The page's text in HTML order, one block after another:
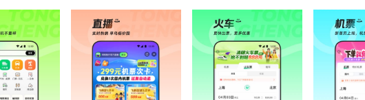
公交地铁：坐公交、乘地铁，节能减排，绿色出行。支持全国70多个城市扫码乘公交以及路线查询
所有本地出行需求！9、本地玩乐：一站式工具--扫码乘公交、打车、顺风车、拼车；本地酒店、
附近商品推荐、达人种草，助你快乐每一程。10、旅游：支持国内、国际各目的地旅游、签证产
抽奖。【倾听您的声音】官网：https://www.LY.com官方微信：同程旅行网（tc0017）客服电话：